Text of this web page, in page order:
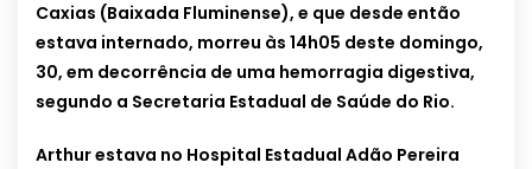
Caxias (Baixada Fluminense), e que desde então
estava internado, morreu às 14h05 deste domingo,
30, em decorrência de uma hemorragia digestiva,
segundo a Secretaria Estadual de Saúde do Rio.
Arthur estava no Hospital Estadual Adão Pereira